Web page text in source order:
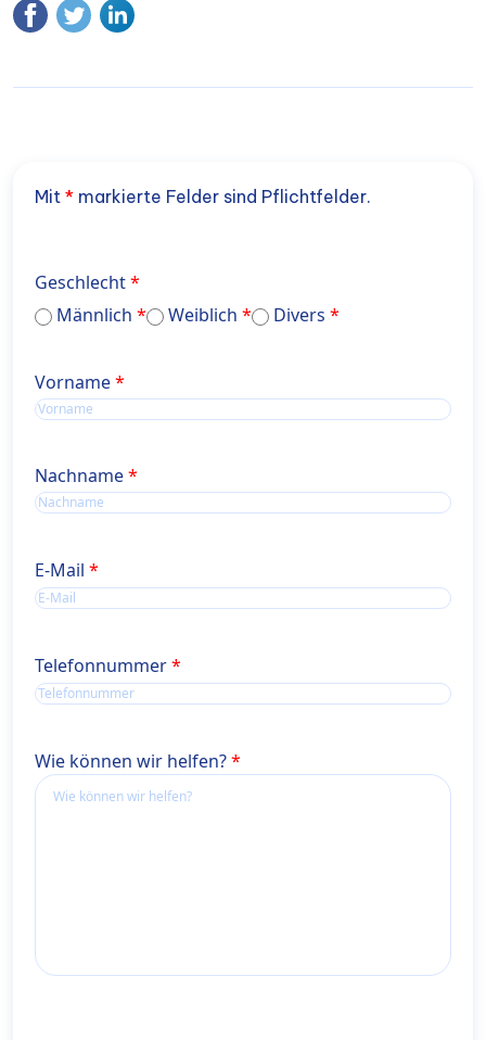
Mit * markierte Felder sind Pflichtfelder.
Geschlecht
Männlich
Weiblich Divers
Name
Vorname
Name
Nachname
E-Mail
Telefonnummer
Wie können wir helfen?